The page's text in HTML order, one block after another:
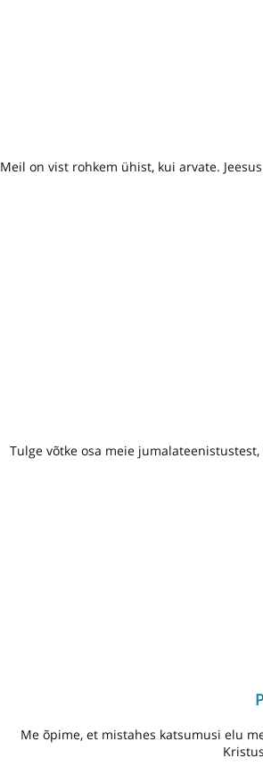
Meil on vist rohkem ühist, kui arvate.
Tulge võtke osa meie
Me õpime, et mistahes katsumusi elu